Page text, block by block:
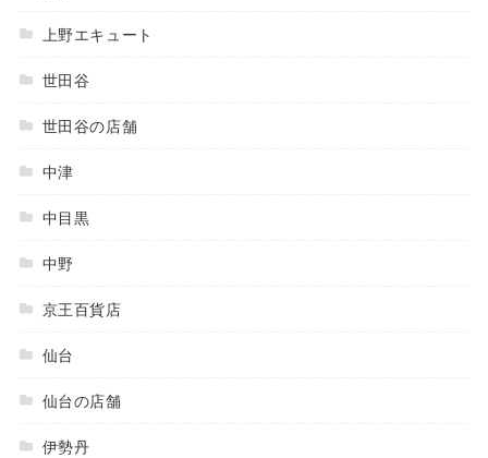
上野エキュート
世田谷
世田谷の店舗
中津
中目黒
中野
京王百貨店
仙台
仙台の店舗
伊勢丹